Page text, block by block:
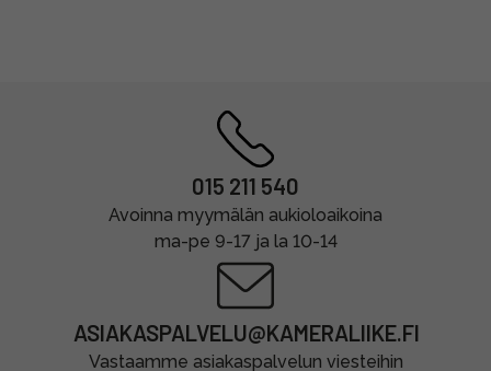
015 211 540
Avoinna myymälän aukioloaikoina
ma-pe 9-17 ja la 10-14
ASIAKASPALVELU@KAMERALIIKE.FI
Vastaamme asiakaspalvelun viesteihin